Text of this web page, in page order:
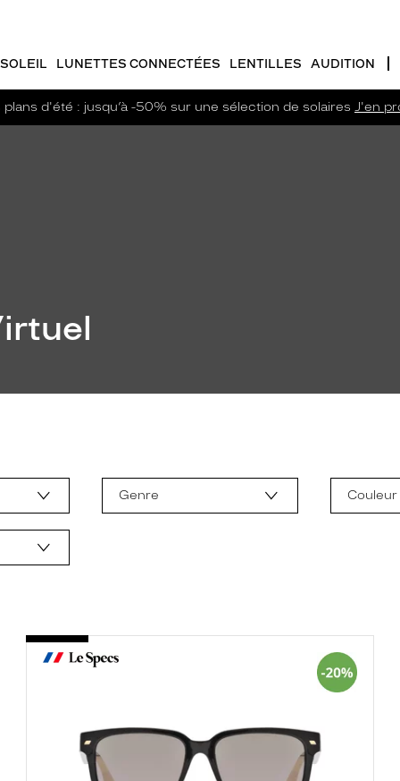
LUNETTES CONNECTÉES LENTILLES AUDITION
plans d'été : jusqu’à -50% sur une sélection de solaires J'en
Genre